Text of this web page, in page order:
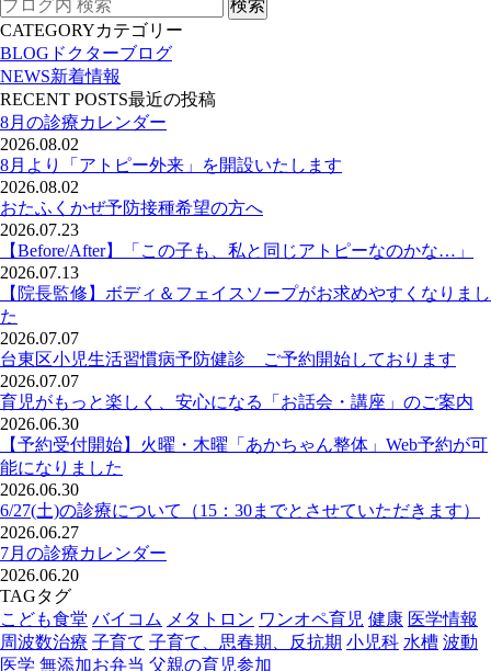
CATEGORYカテゴリー
BLOG ドクターブログ
NEWS新着情報
RECENT POSTS最近の投稿
8月の診療カレンダー
2026.08.02
8月より「アトピー外来」を開設いたします
2026.08.02
おたふくかぜ予防接種希望の方へ
2026.07.23
【Before/After】「この子も、私と同じアトピーなのかな…」
2026.07.13
【院長監修】ボディ＆フェイスソープがお求めやすくなりまし
た
2026.07.07
台東区小児生活習慣病予防健診 ご予約開始しております
2026.07.07
育児がもっと楽しく、安心になる「お話会・講座」のご案内
2026.06.30
【予約受付開始】火曜・木曜「あかちゃん整体」Web予約が可
能になりました
2026.06.30
6/27(土)の診療について（15：30までとさせていただきます）
2026.06.27
7月の診療カレンダー
2026.06.20
TAGタグ
こども食堂 バイコム メタトロン ワンオペ育児 健康 医学情報
周波数治療 子育て 子育て、思春期、反抗期 小児科 水槽 波動
医学 無添加お弁当 父親の育児参加